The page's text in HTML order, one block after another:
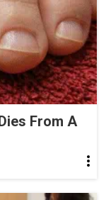
From A